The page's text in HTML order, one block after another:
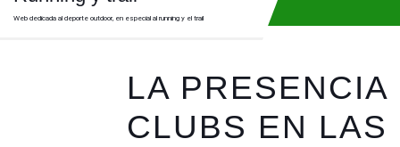
Web dedicada al deporte outdoor, en especial al running y el trail
LA PRESENCIA
CLUBS EN LAS